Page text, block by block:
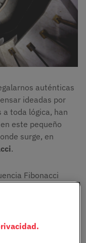
auténticas
ideadas por
toda lógica, han
este pequeño
surge, en
.
Fibonacci
de conceptos
de
que no tienen
comprenderlo